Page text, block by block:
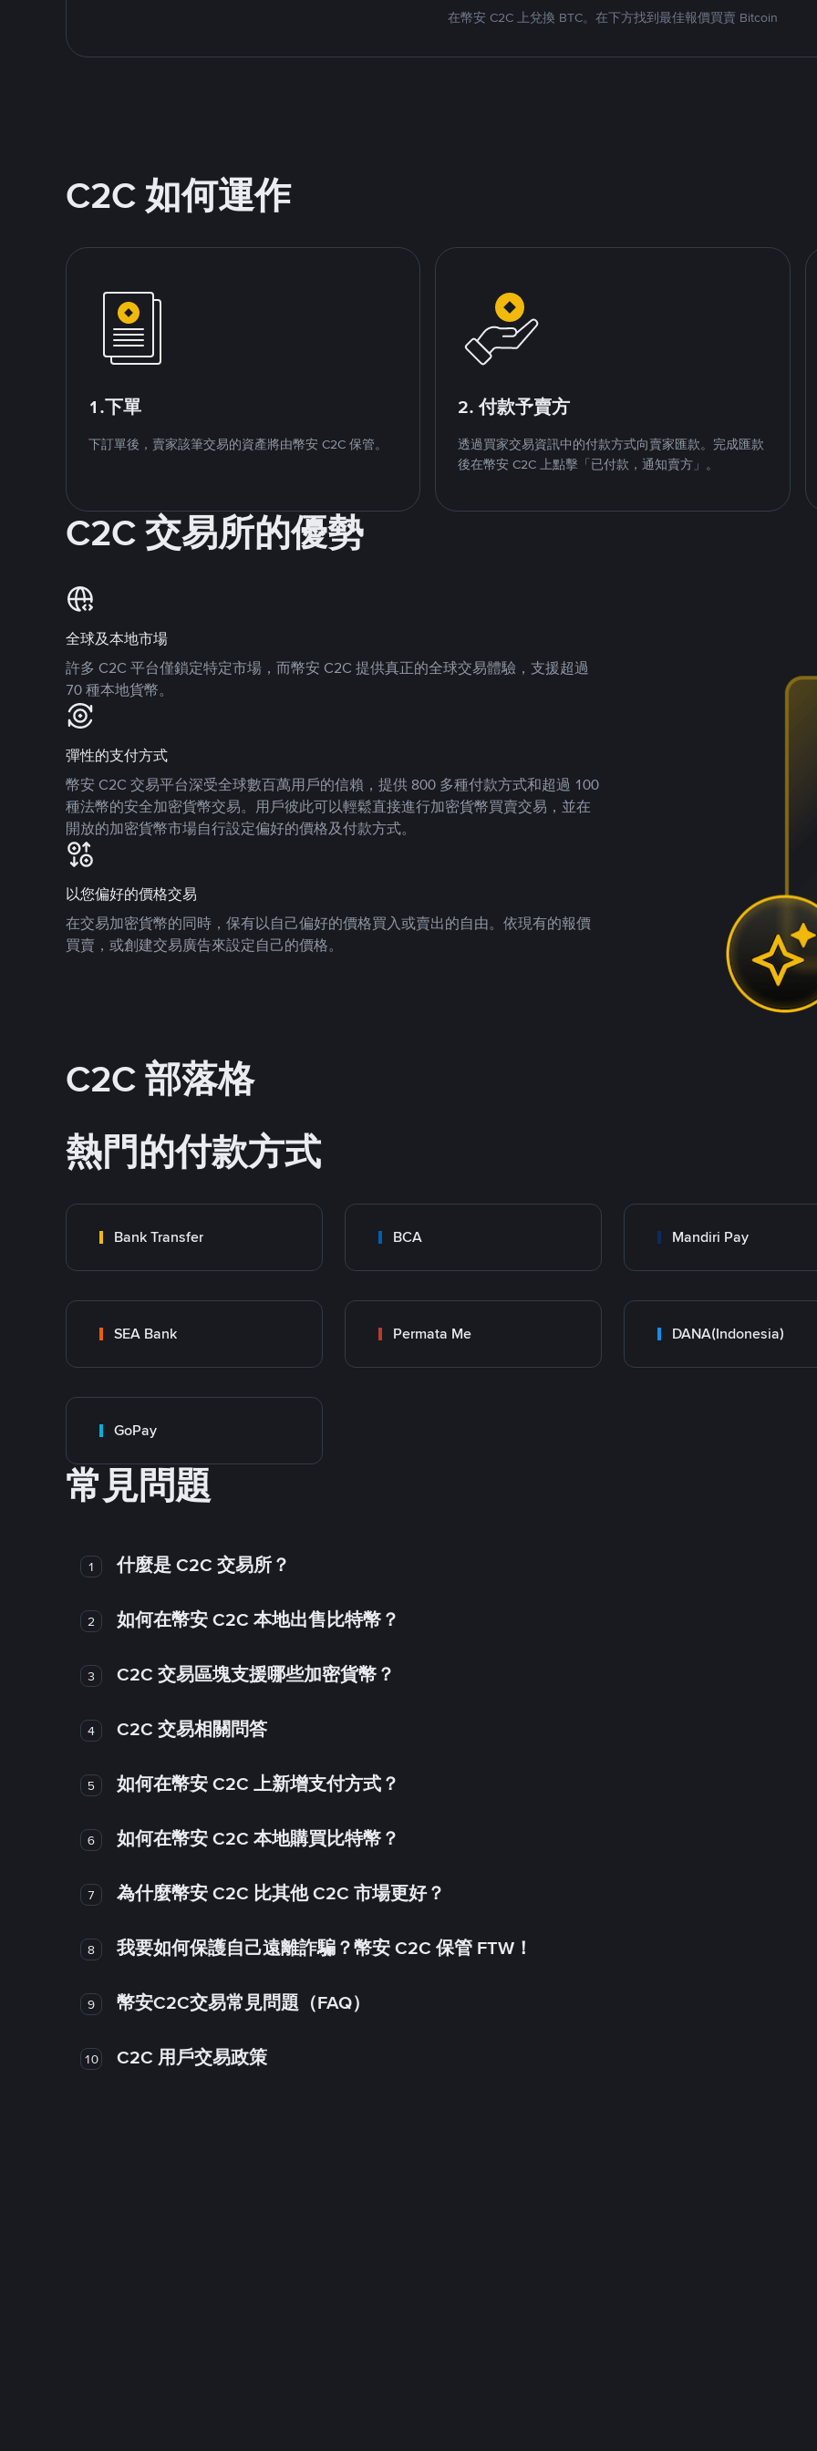
在幣安 C2C 上兌換 BTC。在下方找到最佳報價買賣 Bitcoin
C2C 如何運作
1.下單
下訂單後，賣家該筆交易的資產將由幣安 C2C 保管。
2. 付款予賣方
透過買家交易資訊中的付款方式向賣家匯款。完成匯款
後在幣安 C2C 上點擊「已付款，通知賣方」。
C2C 交易所的優勢
全球及本地市場
許多 C2C 平台僅鎖定特定市場，而幣安 C2C 提供真正的全球交易體驗，支援超過
70 種本地貨幣。
彈性的支付方式
幣安 C2C 交易平台深受全球數百萬用戶的信賴，提供 800 多種付款方式和超過 100
種法幣的安全加密貨幣交易。用戶彼此可以輕鬆直接進行加密貨幣買賣交易，並在
開放的加密貨幣市場自行設定偏好的價格及付款方式。
以您偏好的價格交易
在交易加密貨幣的同時，保有以自己偏好的價格買入或賣出的自由。依現有的報價
買賣，或創建交易廣告來設定自己的價格。
C2C 部落格
熱門的付款方式
Bank Transfer BCA Mandiri Pay
SEA Bank Permata Me DANA(Indonesia)
GoPay
常見問題
1 什麼是 C2C 交易所？
2 如何在幣安 C2C 本地出售比特幣？
3 C2C 交易區塊支援哪些加密貨幣？
4 C2C 交易相關問答
5 如何在幣安 C2C 上新增支付方式？
6 如何在幣安 C2C 本地購買比特幣？
7 為什麼幣安 C2C 比其他 C2C 市場更好？
8 我要如何保護自己遠離詐騙？幣安 C2C 保管 FTW！
9 幣安C2C交易常見問題（FAQ）
10 C2C 用戶交易政策